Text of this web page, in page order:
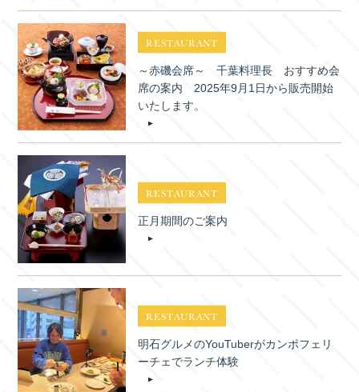
RESTAURANT
～赤磯会席～ 千葉料理長 おすすめ会
席の案内 2025年9月1日から販売開始
いたします。
RESTAURANT
正月期間のご案内
RESTAURANT
明石グルメのYouTuberがカンポフェリ
ーチェでランチ体験